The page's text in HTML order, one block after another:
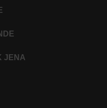
JENA